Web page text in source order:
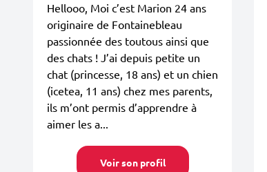
Hellooo, Moi c’est Marion 24 ans
originaire de Fontainebleau
passionnée des toutous ainsi que
des chats ! J’ai depuis petite un
chat (princesse, 18 ans) et un chien
(icetea, 11 ans) chez mes parents,
ils m’ont permis d’apprendre à
aimer les a...
Voir son profil